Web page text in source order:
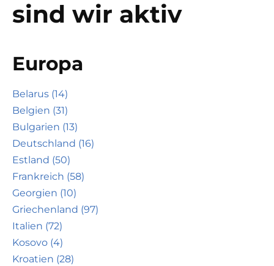
sind wir aktiv
Europa
Belarus (14)
Belgien (31)
Bulgarien (13)
Deutschland (16)
Estland (50)
Frankreich (58)
Georgien (10)
Griechenland (97)
Italien (72)
Kosovo (4)
Kroatien (28)